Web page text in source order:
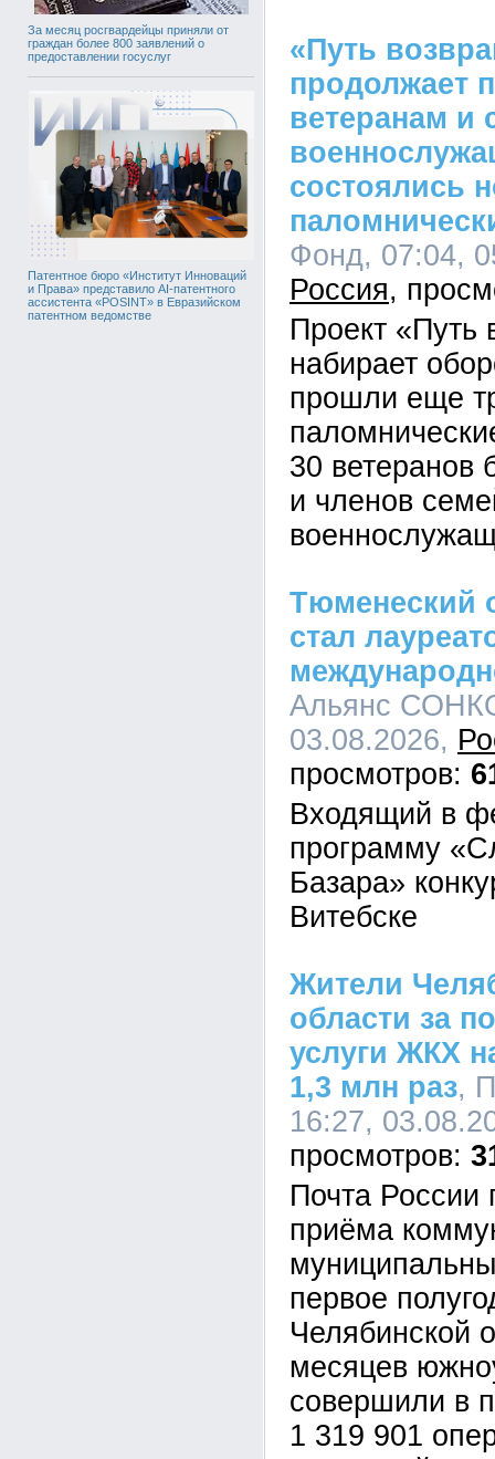
За месяц росгвардейцы приняли от
граждан более 800 заявлений о
предоставлении госуслуг
Патентное бюро «Институт Инноваций
и Права» представило AI-патентного
ассистента «POSINT» в Евразийском
патентном ведомстве
«Путь
продолжает
ветеранам и
состоялись
Фонд, 07:04,
Россия
Проект «Путь
набирает
прошли еще
30 ветеранов
и членов
Тюменеский
стал
Альянс
03.08.2026,
Входящий в
программу
Базара»
Витебске
Жители
области за
услуги ЖКХ
1,3 млн раз,
16:27,
Почта России
приёма
первое
Челябинской
месяцев
совершили в
1 319 901